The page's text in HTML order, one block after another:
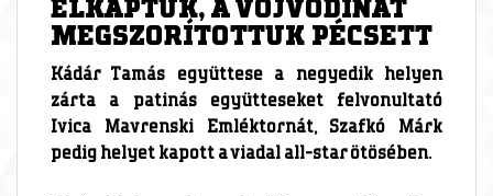
ELKAPTUK, A VOJVODINÁT
MEGSZORÍTOTTUK PÉCSETT
Kádár Tamás együttese a negyedik helyen
zárta a patinás együtteseket felvonultató
Ivica Mavrenski Emléktornát, Szafkó Márk
pedig helyet kapott a viadal all-star ötösében.